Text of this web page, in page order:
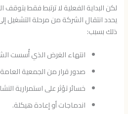
لكن البداية الفعلية لا ترتبط فقط
يحدد انتقال الشركة من مرحلة التشغيل
ذلك بسبب:
انتهاء الغرض الذي أُسست
صدور قرار من الجمعية
خسائر تؤثر على استمرارية
اندماجات أو إعادة هيكلة.